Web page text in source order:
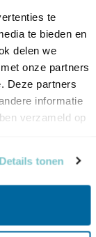
te
te bieden en
delen we
onze partners
Deze partners
informatie
verzameld op
Details tonen
deze